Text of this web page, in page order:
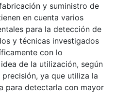
y suministro de
en cuenta varios
para la detección de
y técnicas investigados
con lo
de la utilización, según
ya que utiliza la
para detectarla con mayor